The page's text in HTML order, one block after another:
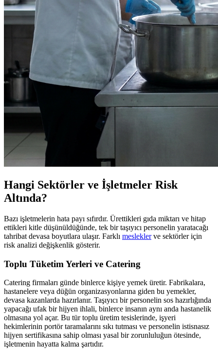
Hangi Sektörler ve İşletmeler Risk
Altında?
Bazı işletmelerin hata payı sıfırdır. Ürettikleri gıda miktarı ve hitap
ettikleri kitle düşünüldüğünde, tek bir taşıyıcı personelin yaratacağı
tahribat devasa boyutlara ulaşır. Farklı mesleklerve sektörler için
risk analizi değişkenlik gösterir.
Toplu Tüketim Yerleri ve Catering
Catering firmaları günde binlerce kişiye yemek üretir. Fabrikalara,
hastanelere veya düğün organizasyonlarına giden bu yemekler,
devasa kazanlarda hazırlanır. Taşıyıcı bir personelin sos hazırlığında
yapacağı ufak bir hijyen ihlali, binlerce insanın aynı anda hastanelik
olmasına yol açar. Bu tür toplu üretim tesislerinde, işyeri
hekimlerinin portör taramalarını sıkı tutması ve personelin istisnasız
hijyen sertifikasına sahip olması yasal bir zorunluluğun ötesinde,
işletmenin hayatta kalma şartıdır.